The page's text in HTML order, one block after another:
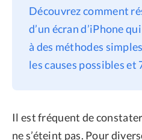
Confidentialité
Conditions générales
remboursement
Découvrez comment
d’un écran d’iPhone
à des méthodes
les causes possibles
Il est fréquent de constater
ne s’éteint pas. Pour